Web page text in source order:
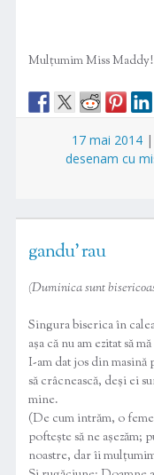
Mulțumim Miss Maddy!
17 mai 2014 |
desenam cu
gandu’ rau
(Duminica sunt
Singura biserica în
așa că nu am ezitat să
I-am dat jos din
să crâcnească, deși ei
mine.
(De cum intrăm, o
poftește să ne așezăm;
noastre, dar îi